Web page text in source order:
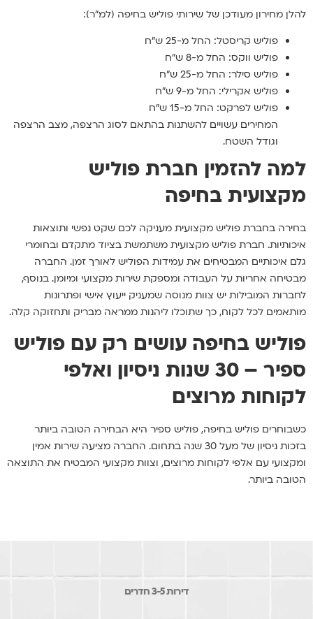
להלן מחירון מעודכן של שירותי פוליש בחיפה (למ"ר):
פוליש קריסטל: החל מ-25 ש"ח
פוליש ווקס: החל מ-8 ש"ח
פוליש סילר: החל מ-25 ש"ח
פוליש אקרילי: החל מ-9 ש"ח
פוליש לפרקט: החל מ-15 ש"ח
המחירים עשויים להשתנות בהתאם לסוג הרצפה, מצב הרצפה
וגודל השטח.
למה להזמין חברת פוליש
מקצועית בחיפה
בחירה בחברת פוליש מקצועית מעניקה לכם שקט נפשי ותוצאות
איכותיות. חברת פוליש מקצועית משתמשת בציוד מתקדם ובחומרי
גלם איכותיים המבטיחים את עמידות הפוליש לאורך זמן. החברה
מבטיחה אחריות על העבודה ומספקת שירות מקצועי ומיומן. בנוסף,
לחברות המובילות יש צוות מנוסה שמעניק ייעוץ אישי ופתרונות
מותאמים לכל לקוח, כך שתוכלו ליהנות ממראה מבריק ותחזוקה קלה.
פוליש בחיפה עושים רק עם פוליש
ספיר – 30 שנות ניסיון ואלפי
לקוחות מרוצים
כשבוחרים פוליש בחיפה, פוליש ספיר היא הבחירה הטובה ביותר
בזכות ניסיון של מעל 30 שנה בתחום. החברה מציעה שירות אמין
ומקצועי עם אלפי לקוחות מרוצים, וצוות מקצועי המבטיח את התוצאה
הטובה ביותר.
דירות 3-5 חדרים